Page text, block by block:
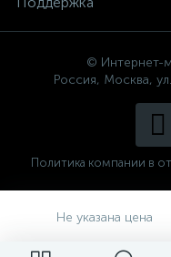
Не указана цена
© Интернет-
Россия, Москва,
Политика компании в